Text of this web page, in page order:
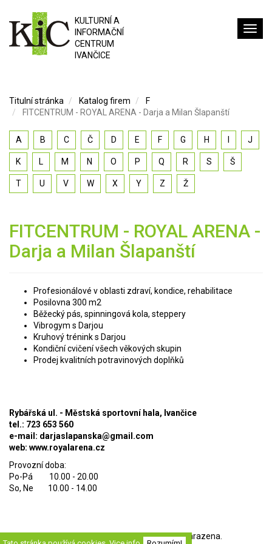
KULTURNÍ A
INFORMAČNÍ
CENTRUM
IVANČICE
Titulní stránka Katalog firem
F
FITCENTRUM - ROYAL ARENA - Darja a Milan Šlapanští
A B C Č D E F G H J
K L M N O P Q R S Š
T U V W X Y Z Ž
FITCENTRUM - ROYAL ARENA -
Darja a Milan Šlapanští
Profesionálové v oblasti zdraví, kondice, rehabilitace
Posilovna 300 m2
Běžecký pás, spinningová kola, steppery
Vibrogym s Darjou
Kruhový trénink s Darjou
Kondiční cvičení všech věkových skupin
Prodej kvalitních potravinových doplňků
Rybářská ul. - Městská sportovní hala, Ivančice
tel.: 723 653 560
e-mail: darjaslapanska@gmail.com
web: www.royalarena.cz
Provozní doba:
Po-Pá 10.00 - 20.00
So, Ne 10.00 - 14.00
. Všechna práva vyhrazena.